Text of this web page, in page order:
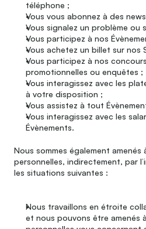
téléphone ;
Vous vous abonnez à des
Vous signalez un problème ou
Vous participez à nos
Vous achetez un billet sur nos
Vous participez à nos
promotionnelles ou enquêtes ;
Vous interagissez avec les
à votre disposition ;
Vous assistez à tout
Vous interagissez avec les
Évènements.
Nous sommes également
personnelles, indirectement, par
les situations suivantes :
Nous travaillons en étroite
et nous pouvons être amenés